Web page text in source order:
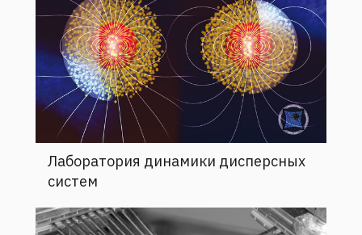
Лаборатория динамики дисперсных
систем